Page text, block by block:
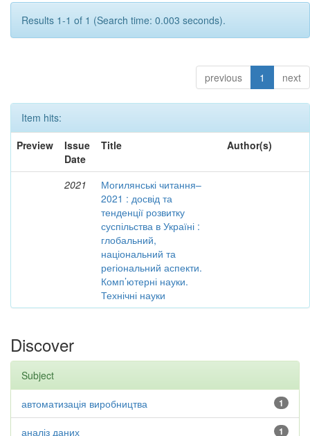
Results 1-1 of 1 (Search time: 0.003 seconds).
previous 1 next
Item hits:
Preview
Issue
Date
Title Author(s)
2021
Могилянські читання–
2021 : досвід та
тенденції розвитку
суспільства в Україні :
глобальний,
національний та
регіональний аспекти.
Комп’ютерні науки.
Технічні науки
Discover
Subject
1
автоматизація виробництва
1
аналіз даних